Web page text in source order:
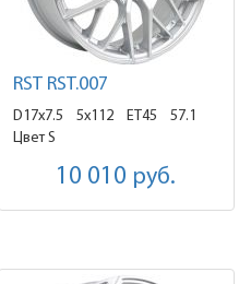
RST RST.007
D17x7.5 5x112 ET45
57.1
Цвет S
10 010 руб.